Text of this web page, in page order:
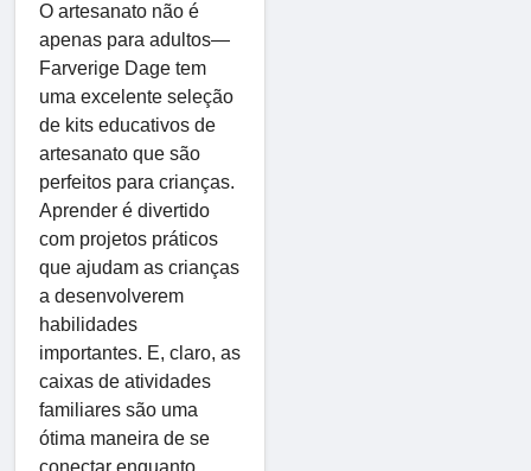
O artesanato não é
apenas para adultos—
Farverige Dage tem
uma excelente seleção
de kits educativos de
artesanato que são
perfeitos para crianças.
Aprender é divertido
com projetos práticos
que ajudam as crianças
a desenvolverem
habilidades
importantes. E, claro, as
caixas de atividades
familiares são uma
ótima maneira de se